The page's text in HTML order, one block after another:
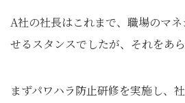
A社の社長はこれまで、職場のマ
せるスタンスでしたが、それをあら
まずパワハラ防止研修を実施し、